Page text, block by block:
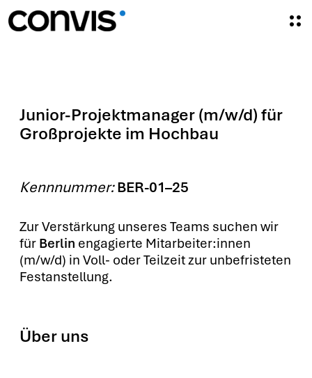
O
Junior-Projektmanager (m/w/d) für
Großprojekte im Hochbau
Kenn­num­mer:BER-01–25
Zur Ver­stär­kung unse­res Teams suchen wir
für Ber­lin enga­gier­te Mitarbeiter:innen
(m/w/d) in Voll- oder Teil­zeit zur unbe­fris­te­ten
Fest­an­stel­lung.
Über uns